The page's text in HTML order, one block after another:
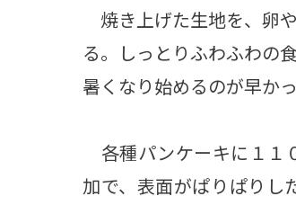
焼き上げた生地を、卵
る。しっとりふわふわの
暑くなり始めるのが早か
各種パンケーキに１１
加で、表面がぱりぱりし